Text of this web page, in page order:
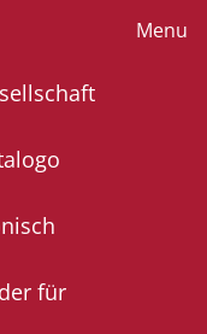
IT EN
– ABS
Menu
für